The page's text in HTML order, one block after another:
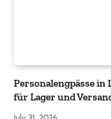
Personalengpässe
für Lager und